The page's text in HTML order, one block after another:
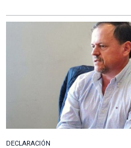
DECLARACIÓN